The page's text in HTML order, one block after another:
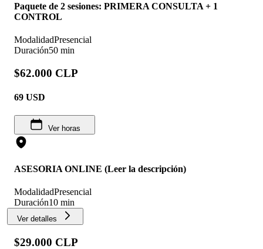
Paquete de 2 sesiones: PRIMERA CONSULTA + 1
CONTROL
ModalidadPresencial
Duración50 min
$62.000 CLP
69 USD
Ver horas
ASESORIA ONLINE (Leer la descripción)
ModalidadPresencial
Duración10 min
Ver detalles
$29.000 CLP